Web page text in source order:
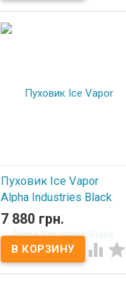
Пуховик Ice Vapor
Alpha Industries Black
В наличии
7 880 грн.
 